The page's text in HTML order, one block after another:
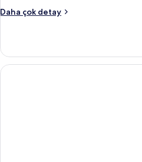
Daha çok detay
Stüdyo
detay